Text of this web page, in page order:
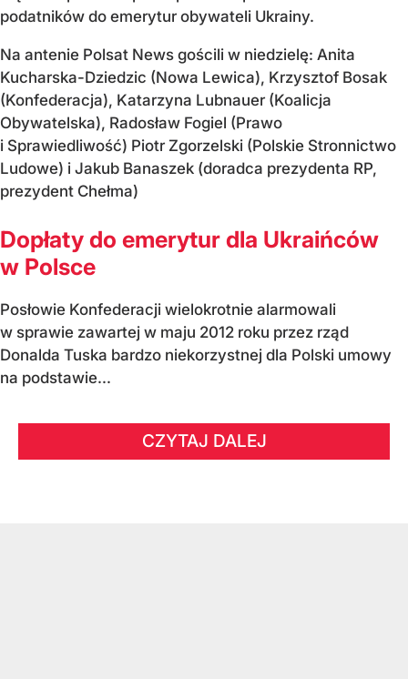
podatników do emerytur obywateli Ukrainy.
Na antenie Polsat News gościli w niedzielę: Anita
Kucharska-Dziedzic (Nowa Lewica), Krzysztof Bosak
(Konfederacja), Katarzyna Lubnauer (Koalicja
Obywatelska), Radosław Fogiel (Prawo
i Sprawiedliwość) Piotr Zgorzelski (Polskie Stronnictwo
Ludowe) i Jakub Banaszek (doradca prezydenta RP,
prezydent Chełma)
Dopłaty do emerytur dla Ukraińców
w Polsce
Posłowie Konfederacji wielokrotnie alarmowali
w sprawie zawartej w maju 2012 roku przez rząd
Donalda Tuska bardzo niekorzystnej dla Polski umowy
na podstawie...
CZYTAJ DALEJ